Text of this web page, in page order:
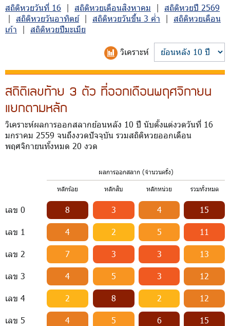
สถิติหวยวันที่ 16 | สถิติหวยเดือนสิงหาคม | สถิติหวยปี 2569
| สถิติหวยวันอาทิตย์| สถิติหวยวันขึ้น 3 ค่ำ | สถิติหวยเดือน
เก้า | สถิติหวยปีมะเมีย
วิเคราะห์
สถิติเลขท้าย 3 ตัว ที่ออกเดือนพฤศจิกายน
แยกตามหลัก
วิเคราะห์ผลการออกสลากย้อนหลัง 10 ปี นับตั้งแต่งวดวันที่ 16
มกราคม 2559 จนถึงงวดปัจจุบัน รวมสถิติหวยออกเดือน
พฤศจิกายนทั้งหมด 20 งวด
ผลการออกสลาก (จำนวนครั้ง)
หลักร้อย หลักสิบ หลักหน่วย รวมทั้งหมด
เลข 0 8 3 4 15
เลข 1 4 2 5 11
เลข 2 7 3 3 13
เลข 3 4 5 3 12
เลข 4 2 8 2 12
เลข 5 4 5 6 15